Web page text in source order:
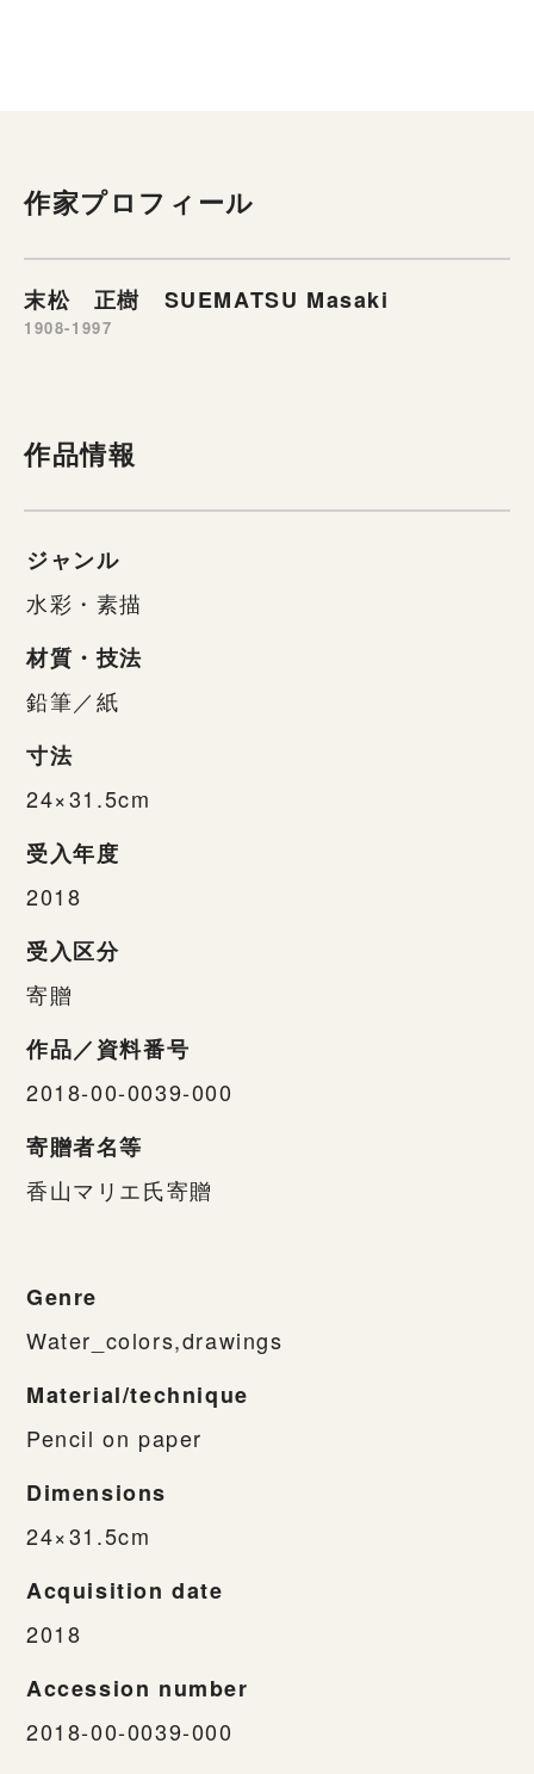
作家プロフィール
末松 正樹 SUEMATSU Masaki
1908-1997
作品情報
ジャンル
水彩・素描
材質・技法
鉛筆／紙
寸法
24×31.5cm
受入年度
2018
受入区分
寄贈
作品／資料番号
2018-00-0039-000
寄贈者名等
香山マリエ氏寄贈
Genre
Water_colors,drawings
Material/technique
Pencil on paper
Dimensions
24×31.5cm
Acquisition date
2018
Accession number
2018-00-0039-000